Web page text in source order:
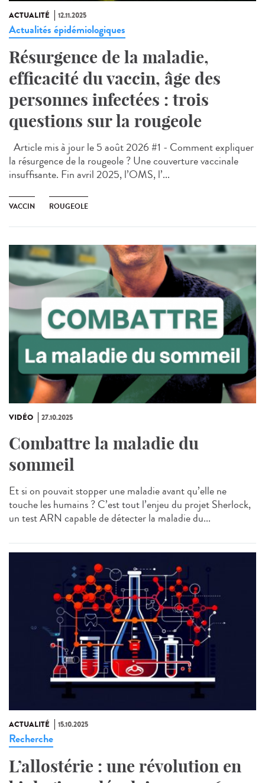
ACTUALITÉ 12.11.2025
Actualités épidémiologiques
Résurgence de la maladie,
efficacité du vaccin, âge des
personnes infectées : trois
questions sur la rougeole
Article mis à jour le 5 août 2026 #1 - Comment expliquer
la résurgence de la rougeole ? Une couverture vaccinale
insuffisante. Fin avril 2025, l’OMS, l’...
VACCIN ROUGEOLE
VIDÉO 27.10.2025
Combattre la maladie du
sommeil
Et si on pouvait stopper une maladie avant qu’elle ne
touche les humains ? C’est tout l’enjeu du projet Sherlock,
un test ARN capable de détecter la maladie du...
ACTUALITÉ 15.10.2025
Recherche
L’allostérie : une révolution en